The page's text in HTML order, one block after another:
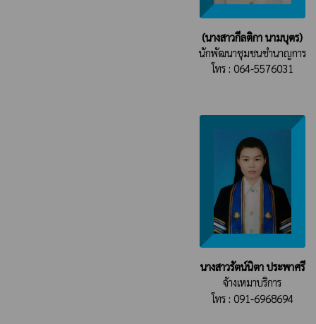
(นางสาวกีลติกา นามบุตร)
นักพัฒนาชุมชนชำนาญการ
โทร : 064-5576031
นางสาวรัตน์นิตา ประพาศรี
จ้างเหมาบริการ
โทร : 091-6968694